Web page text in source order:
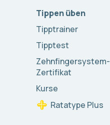
Tippen üben
Tipptrainer
Tipptest
Zehnfingersystem-
Zertifikat
Kurse
Ratatype Plus